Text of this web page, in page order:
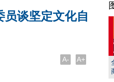
谈坚定文化自
A- A+